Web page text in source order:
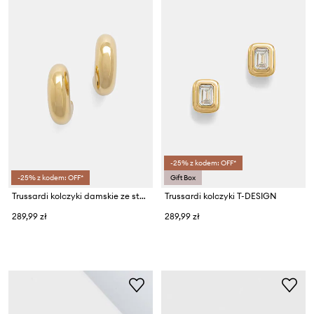
-25% z kodem: OFF*
Trussardi kolczyki damskie ze stali nierdzewnej T-BOLD
289,99 zł
-25% z kodem: OFF*
Gift Box
Trussardi kolczyki T-DESIGN
289,99 zł